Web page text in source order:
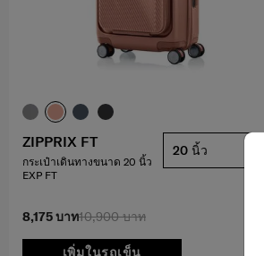
10,900 บาท
8,175 บาท
ZIPPRIX FT
กระเป๋าเดินทางขนาด 20 นิ้ว
EXP FT
20 นิ้ว